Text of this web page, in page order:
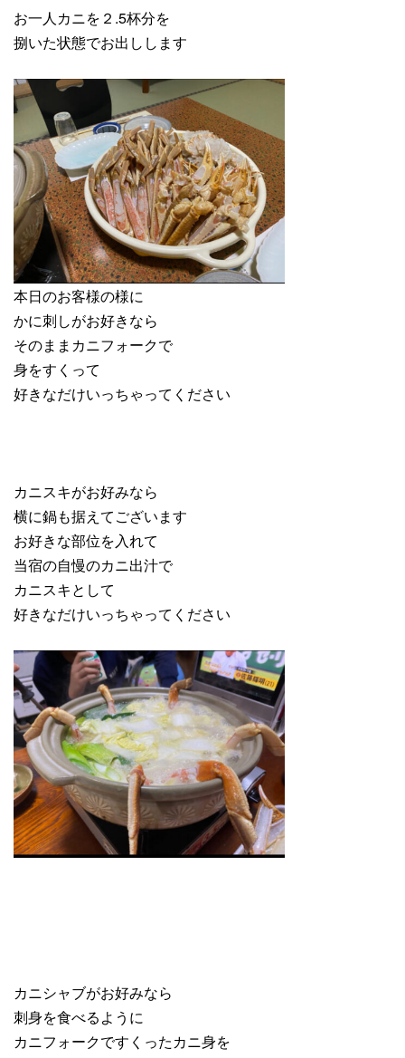
お一人カニを２.5杯分を
捌いた状態でお出しします
本日のお客様の様に
かに刺しがお好きなら
そのままカニフォークで
身をすくって
好きなだけいっちゃってください
カニスキがお好みなら
横に鍋も据えてございます
お好きな部位を入れて
当宿の自慢のカニ出汁で
カニスキとして
好きなだけいっちゃってください
カニシャブがお好みなら
刺身を食べるように
カニフォークですくったカニ身を